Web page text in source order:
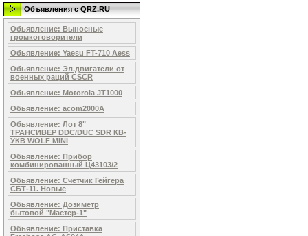
Объявления c QRZ.RU
Обьявление: Выносные
громкоговорители
Обьявление: Yaesu FT-710 Aess
Обьявление: Эл.двигaтели от
военных рaций СSСR
Обьявление: Motorоla JT1000
Обьявление: acom2000A
Обьявление: Лот 8"
ТРАНСИВЕР DDC/DUC SDR КВ-
УКВ WOLF MINI
Обьявление: Прибор
комбинированный Ц43103/2
Обьявление: Счетчик Гейгера
СБТ-11. Новые
Обьявление: Дозиметр
бытовой "Мастер-1"
Обьявление: Приставка